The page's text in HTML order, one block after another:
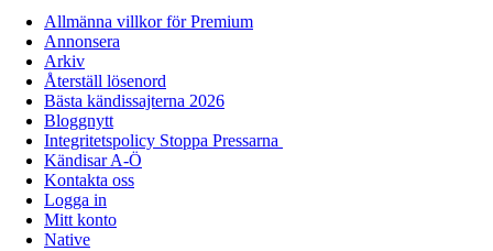
Allmänna villkor för Premium
Annonsera
Arkiv
Återställ lösenord
Bästa kändissajterna 2026
Bloggnytt
Integritetspolicy Stoppa Pressarna
Kändisar A-Ö
Kontakta oss
Logga in
Mitt konto
Native